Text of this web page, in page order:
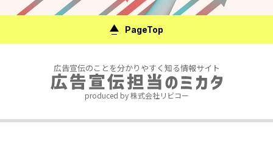
PageTop
広告宣伝のことを分かりやすく知る情報サイト
produced by 株式会社リビコー